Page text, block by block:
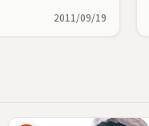
2011/09/19